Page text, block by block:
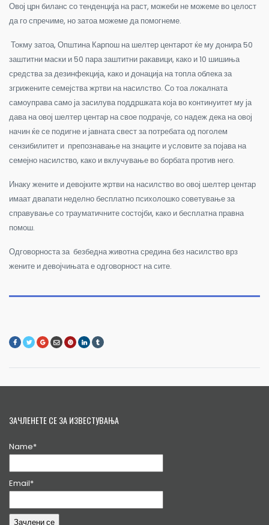
Овој црн биланс со тенденција на раст, можеби не можеме во целост
да го спречиме, но затоа можеме да помогнеме.
Токму затоа, Општина Карпош на шелтер центарот ќе му донира 50
заштитни маски и 50 пара заштитни ракавици, како и 10 шишиња
средства за дезинфекција, како и донација на топла облека за
згрижените семејства жртви на насилство. Со тоа локалната
самоуправа само ја засилува поддршката која во континуитет му ја
дава на овој шелтер центар на свое подрачје, со надеж дека на овој
начин ќе се подигне и јавната свест за потребата од поголем
сензибилитет и препознавање на знаците и условите за појава на
семејно насилство, како и вклучување во борбата против него.
Инаку жените и девојките жртви на насилство во овој шелтер центар
имаат двапати неделно бесплатно психолошко советување за
справување со трауматичните состојби, како и бесплатна правна
помош.
Одговорноста за безбедна животна средина без насилство врз
жените и девојчињата е одговорност на сите.
ЗАЧЛЕНЕТЕ СЕ ЗА ИЗВЕСТУВАЊА
Name*
Email*